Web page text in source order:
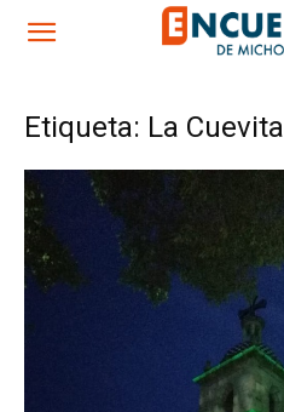
Etiqueta: La Cuevita